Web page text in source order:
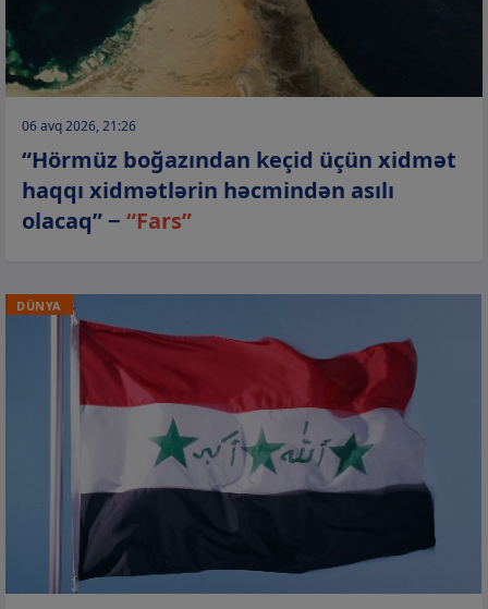
06 avq 2026, 21:26
“Hörmüz boğazından keçid üçün xidmət
haqqı xidmətlərin həcmindən asılı
olacaq” − “Fars”
DÜNYA